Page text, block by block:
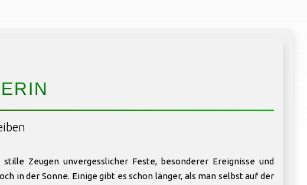
Zeugen unvergesslicher Feste, besonderer Ereignisse und
in der Sonne. Einige gibt es schon länger, als man selbst auf der